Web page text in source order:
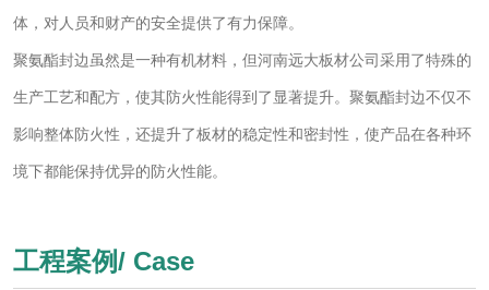
体，对人员和财产的安全提供了有力保障。
聚氨酯封边虽然是一种有机材料，但河南远大板材公司采用了特殊的
生产工艺和配方，使其防火性能得到了显著提升。聚氨酯封边不仅不
影响整体防火性，还提升了板材的稳定性和密封性，使产品在各种环
境下都能保持优异的防火性能。
工程案例/ Case